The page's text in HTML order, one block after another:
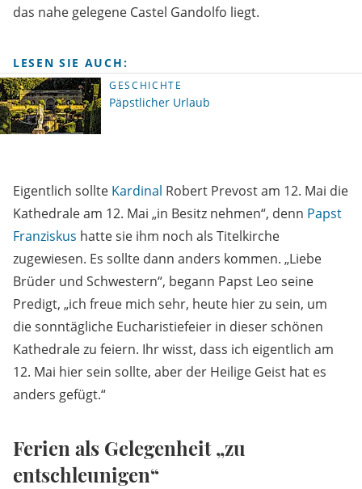
das nahe gelegene Castel Gandolfo liegt.
LESEN SIE AUCH:
GESCHICHTE
Päpstlicher Urlaub
Eigentlich sollte Kardinal Robert Prevost am 12. Mai die
Kathedrale am 12. Mai „in Besitz nehmen“, denn Papst
Franziskus hatte sie ihm noch als Titelkirche
zugewiesen. Es sollte dann anders kommen. „Liebe
Brüder und Schwestern“, begann Papst Leo seine
Predigt, „ich freue mich sehr, heute hier zu sein, um
die sonntägliche Eucharistiefeier in dieser schönen
Kathedrale zu feiern. Ihr wisst, dass ich eigentlich am
12. Mai hier sein sollte, aber der Heilige Geist hat es
anders gefügt.“
Ferien als Gelegenheit „zu
entschleunigen“